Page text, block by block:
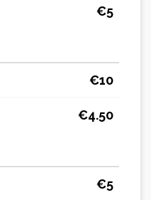
€5
€10
€4.50
€5